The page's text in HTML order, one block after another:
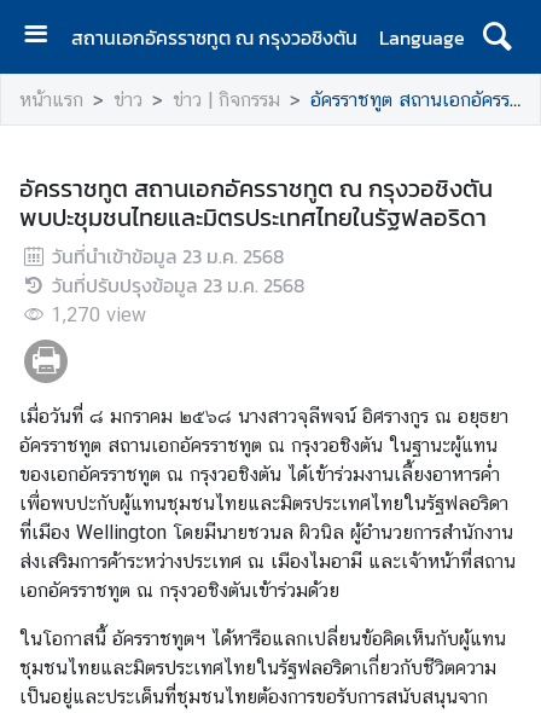
สถานเอกอัครราชทูต ณ กรุงวอชิงตัน
Language
ห
น้
ร
ก
ส
ถ
า
น
อ
ก
อั
ค
ร
ร
า
ทู
ต
หน้าแรก ข่าว ข่าว | กิจกรรม อัครราชทูต สถานเอกอัครราชทูต ณ กรุงวอชิงตัน พบปะชุมชนไทยและมิตรประเทศไทยในรัฐฟลอริดา
อัครราชทูต สถานเอกอัครราชทูต ณ กรุงวอชิงตัน
พบปะชุมชนไทยและมิตรประเทศไทยในรัฐฟลอริดา
วันที่นำเข้าข้อมูล 23 ม.ค. 2568
วันที่ปรับปรุงข้อมูล 23 ม.ค. 2568
1,270 view
เมื่อวันที่ ๘ มกราคม ๒๕๖๘ นางสาวจุลีพจน์ อิศรางกูร ณ อยุธยา
อัครราชทูต สถานเอกอัครราชทูต ณ กรุงวอชิงตัน ในฐานะผู้แทน
ของเอกอัครราชทูต ณ กรุงวอชิงตัน ได้เข้าร่วมงานเลี้ยงอาหารค่ำ
เพื่อพบปะกับผู้แทนชุมชนไทยและมิตรประเทศไทยในรัฐฟลอริดา
ที่เมือง Wellington โดยมีนายชวนล ผิวนิล ผู้อำนวยการสำนักงาน
ส่งเสริมการค้าระหว่างประเทศ ณ เมืองไมอามี และเจ้าหน้าที่สถาน
เอกอัครราชทูต ณ กรุงวอชิงตันเข้าร่วมด้วย
ในโอกาสนี้ อัครราชทูตฯ ได้หารือแลกเปลี่ยนข้อคิดเห็นกับผู้แทน
ชุมชนไทยและมิตรประเทศไทยในรัฐฟลอริดาเกี่ยวกับชีวิตความ
เป็นอยู่และประเด็นที่ชุมชนไทยต้องการขอรับการสนับสนุนจาก